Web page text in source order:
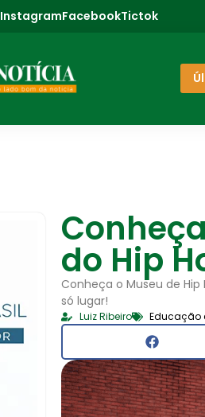
InstagramFacebookTictok
do Hip
Conheça o Museu de
só lugar!
Luiz Ribeiro Educação